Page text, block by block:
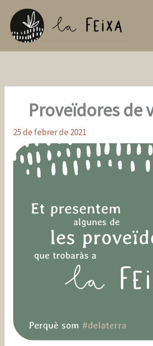
contingut
Proveïdores de
25 de febrer de 2021